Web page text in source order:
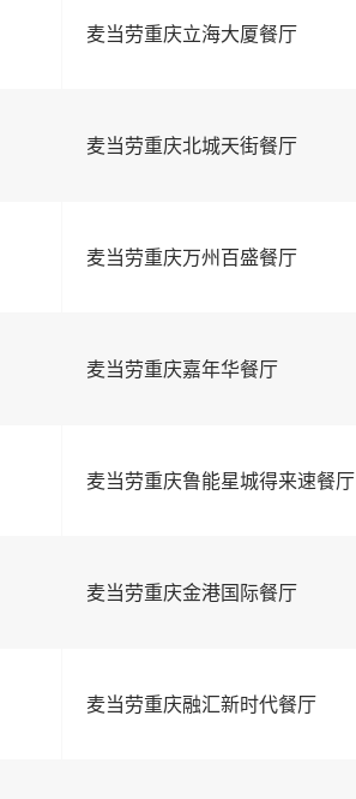
麦当劳重庆立海大厦餐厅
麦当劳重庆北城天街餐厅
麦当劳重庆万州百盛餐厅
麦当劳重庆嘉年华餐厅
麦当劳重庆鲁能星城得来速餐厅
麦当劳重庆金港国际餐厅
麦当劳重庆融汇新时代餐厅